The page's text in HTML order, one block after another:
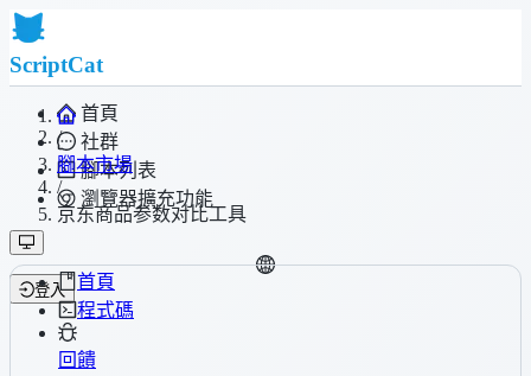
ScriptCat
首頁
社群
腳本列表
瀏覽器擴充功能
登入
/
腳本市場
/
京东商品参数对比工具
首頁
程式碼
回饋